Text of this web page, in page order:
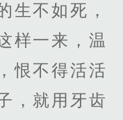
生不如死，
样一来，温
恨不得活活
，就用牙齿